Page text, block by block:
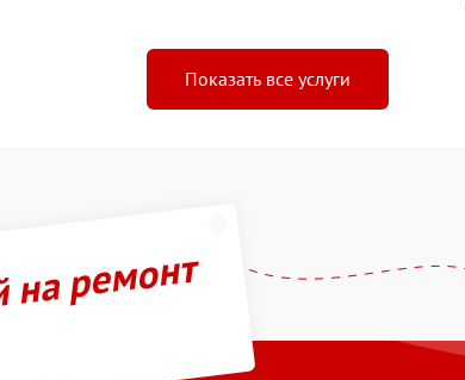
Показать все услуги
ремонт